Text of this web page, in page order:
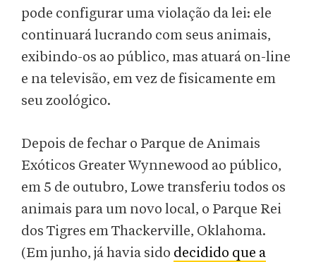
pode configurar uma violação da lei: ele
continuará lucrando com seus animais,
exibindo-os ao público, mas atuará on-line
e na televisão, em vez de fisicamente em
seu zoológico.
Depois de fechar o Parque de Animais
Exóticos Greater Wynnewood ao público,
em 5 de outubro, Lowe transferiu todos os
animais para um novo local, o Parque Rei
dos Tigres em Thackerville, Oklahoma.
(Em junho, já havia sido decidido que a